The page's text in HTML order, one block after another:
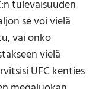
tulevaisuuden
se voi vielä
vai onko
vielä
UFC kenties